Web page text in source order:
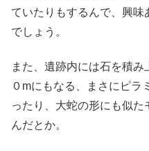
ていたりもするんで、興
でしょう。
また、遺跡内には石を積み
０mにもなる、まさにピラ
ったり、大蛇の形にも似
んだとか。